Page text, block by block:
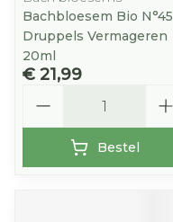
Bachbloesem Bio N°45
Druppels Vermageren
20ml
€ 21,99
Bestel